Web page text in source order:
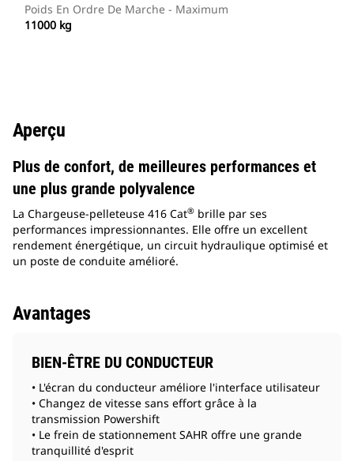
Poids En Ordre De Marche - Maximum
11000 kg
Aperçu
Plus de confort, de meilleures performances et
une plus grande polyvalence
La Chargeuse-pelleteuse 416 Cat® brille par ses
performances impressionnantes. Elle offre un excellent
rendement énergétique, un circuit hydraulique optimisé et
un poste de conduite amélioré.
Avantages
BIEN-ÊTRE DU CONDUCTEUR
• L'écran du conducteur améliore l'interface utilisateur
• Changez de vitesse sans effort grâce à la
transmission Powershift
• Le frein de stationnement SAHR offre une grande
tranquillité d'esprit